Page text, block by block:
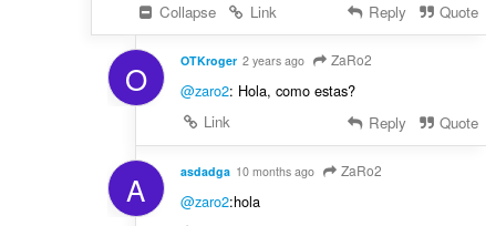
Collapse
Link Reply Quote
O OTKroger 2 years ago ZaRo2
@zaro2: Hola, como estas?
Link
Reply Quote
A asdadga 10 months ago ZaRo2
@zaro2:hola